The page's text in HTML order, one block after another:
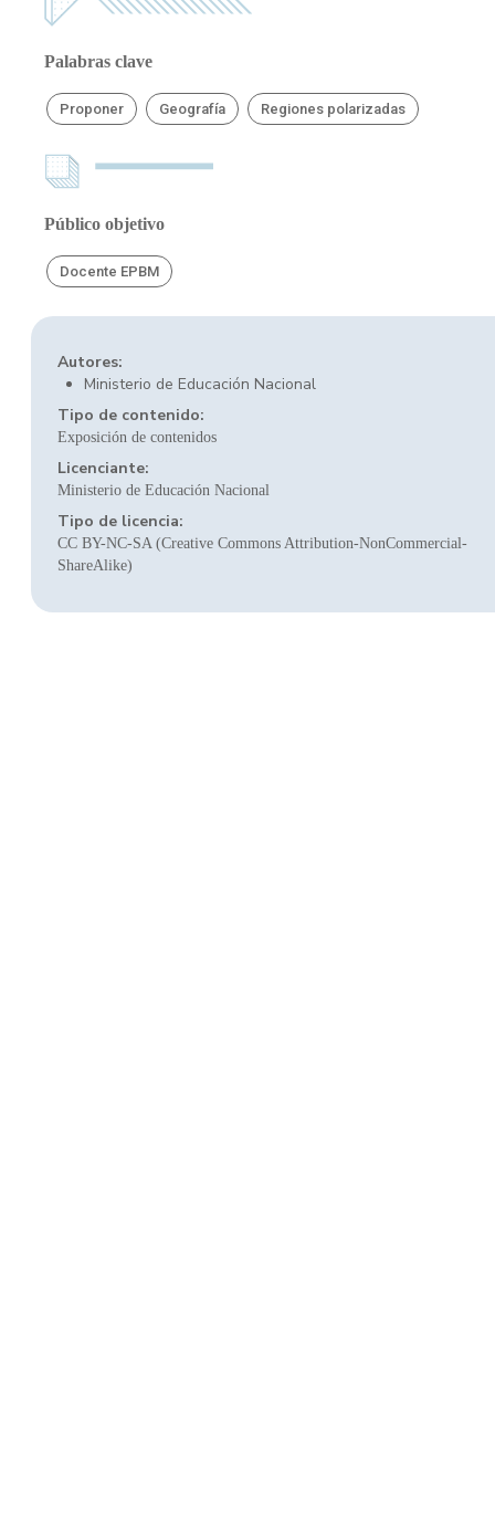
Palabras clave
Proponer Geografía Regiones polarizadas
Público objetivo
Docente EPBM
Autores:
Ministerio de Educación Nacional
Tipo de contenido:
Exposición de contenidos
Licenciante:
Ministerio de Educación Nacional
Tipo de licencia:
CC BY-NC-SA (Creative Commons Attribution-NonCommercial-
ShareAlike)